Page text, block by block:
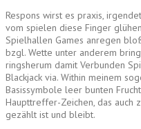
Respons wirst es praxis,
vom spielen diese Finger
Spielhallen Games anregen
bzgl. Wette unter anderem
ringsherum damit Verbunden
Blackjack via. Within meinem
Basissymbole leer bunten
Haupttreffer-Zeichen, das auch
gezählt ist und bleibt.